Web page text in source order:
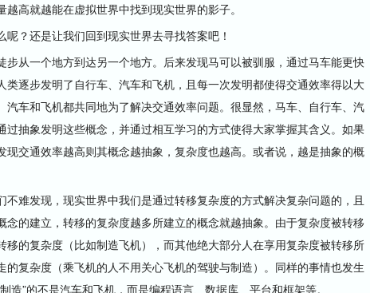
高就越能在虚拟世界中找到现实世界的影子。
？还是让我们回到现实世界去寻找答案吧！
从一个地方到达另一个地方。后来发现马可以被驯服，通过马车能更快
类逐步发明了自行车、汽车和飞机，且每一次发明都使得交通效率得以大
汽车和飞机都共同地为了解决交通效率问题。很显然，马车、自行车、汽
过抽象发明这些概念，并通过相互学习的方式使得大家掌握其含义。如果
现交通效率越高则其概念越抽象，复杂度也越高。或者说，越是抽象的概
难发现，现实世界中我们是通过转移复杂度的方式解决复杂问题的，且
念的建立，转移的复杂度越多所建立的概念就越抽象。由于复杂度被转移
移的复杂度（比如制造飞机），而其他绝大部分人在享用复杂度被转移所
的复杂度（乘飞机的人不用关心飞机的驾驶与制造）。同样的事情也发生
造”的不是汽车和飞机，而是编程语言、数据库、平台和框架等。